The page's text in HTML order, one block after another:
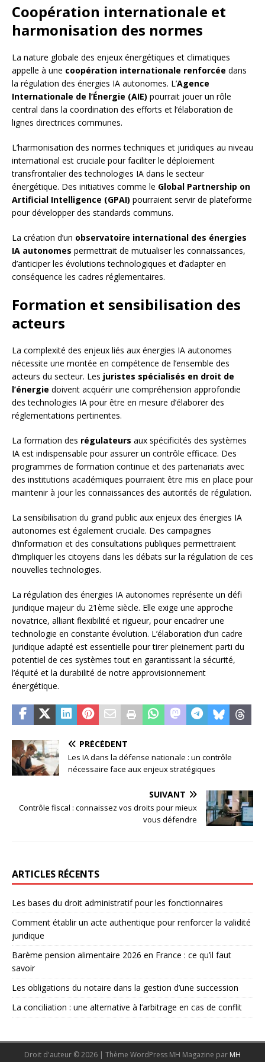
Coopération internationale et
harmonisation des normes
La nature globale des enjeux énergétiques et climatiques
appelle à une coopération internationale renforcée dans
la régulation des énergies IA autonomes. L’Agence
Internationale de l’Énergie (AIE) pourrait jouer un rôle
central dans la coordination des efforts et l’élaboration de
lignes directrices communes.
L’harmonisation des normes techniques et juridiques au niveau
international est cruciale pour faciliter le déploiement
transfrontalier des technologies IA dans le secteur
énergétique. Des initiatives comme le Global Partnership on
Artificial Intelligence (GPAI) pourraient servir de plateforme
pour développer des standards communs.
La création d’un observatoire international des énergies
IA autonomes permettrait de mutualiser les connaissances,
d’anticiper les évolutions technologiques et d’adapter en
conséquence les cadres réglementaires.
Formation et sensibilisation des
acteurs
La complexité des enjeux liés aux énergies IA autonomes
nécessite une montée en compétence de l’ensemble des
acteurs du secteur. Les juristes spécialisés en droit de
l’énergie doivent acquérir une compréhension approfondie
des technologies IA pour être en mesure d’élaborer des
réglementations pertinentes.
La formation des régulateurs aux spécificités des systèmes
IA est indispensable pour assurer un contrôle efficace. Des
programmes de formation continue et des partenariats avec
des institutions académiques pourraient être mis en place pour
maintenir à jour les connaissances des autorités de régulation.
La sensibilisation du grand public aux enjeux des énergies IA
autonomes est également cruciale. Des campagnes
d’information et des consultations publiques permettraient
d’impliquer les citoyens dans les débats sur la régulation de ces
nouvelles technologies.
La régulation des énergies IA autonomes représente un défi
juridique majeur du 21ème siècle. Elle exige une approche
novatrice, alliant flexibilité et rigueur, pour encadrer une
technologie en constante évolution. L’élaboration d’un cadre
juridique adapté est essentielle pour tirer pleinement parti du
potentiel de ces systèmes tout en garantissant la sécurité,
l’équité et la durabilité de notre approvisionnement
énergétique.
PRÉCÉDENT
Les IA dans la défense nationale : un contrôle
nécessaire face aux enjeux stratégiques
SUIVANT
Contrôle fiscal : connaissez vos droits pour mieux
vous défendre
ARTICLES RÉCENTS
Les bases du droit administratif pour les fonctionnaires
Comment établir un acte authentique pour renforcer la validité
juridique
Barème pension alimentaire 2026 en France : ce qu’il faut
savoir
Les obligations du notaire dans la gestion d’une succession
La conciliation : une alternative à l’arbitrage en cas de conflit
Droit d'auteur © 2026 | Thème WordPress MH Magazine par MH